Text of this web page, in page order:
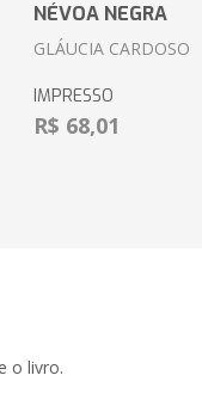
NÉVOA NEGRA
GLÁUCIA CARDOSO
IMPRESSO
R$ 68,01
o livro.